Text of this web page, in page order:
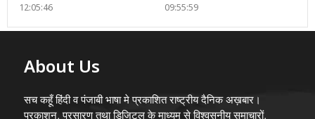
12:05:46
09:55:59
About Us
सच कहूँ हिंदी व पंजाबी भाषा मे प्रकाशित राष्ट्रीय दैनिक अख़बार।
प्रकाशन, प्रसारण तथा डिजिटल के माध्यम से विश्वसनीय समाचारों,